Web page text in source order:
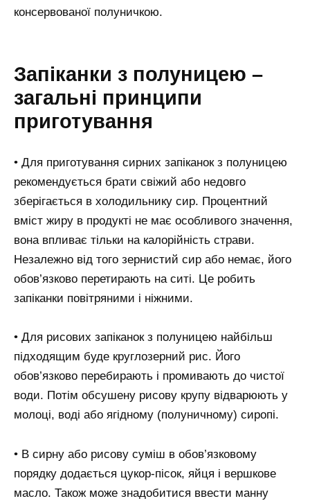
консервованої полуничкою.
Запіканки з полуницею –
загальні принципи
приготування
• Для приготування сирних запіканок з полуницею
рекомендується брати свіжий або недовго
зберігається в холодильнику сир. Процентний
вміст жиру в продукті не має особливого значення,
вона впливає тільки на калорійність страви.
Незалежно від того зернистий сир або немає, його
обов’язково перетирають на ситі. Це робить
запіканки повітряними і ніжними.
• Для рисових запіканок з полуницею найбільш
підходящим буде круглозерний рис. Його
обов’язково перебирають і промивають до чистої
води. Потім обсушену рисову крупу відварюють у
молоці, воді або ягідному (полуничному) сиропі.
• В сирну або рисову суміш в обов’язковому
порядку додається цукор-пісок, яйця і вершкове
масло. Також може знадобитися ввести манну